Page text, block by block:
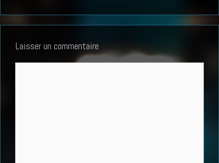
Laisser un commentaire